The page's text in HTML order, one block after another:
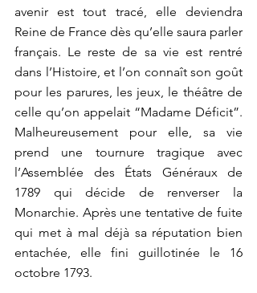
avenir est tout tracé, elle deviendra
Reine de France dès qu’elle saura parler
français. Le reste de sa vie est rentré
dans l’Histoire, et l’on connaît son goût
pour les parures, les jeux, le théâtre de
celle qu’on appelait “Madame Déficit”.
Malheureusement pour elle, sa vie
prend une tournure tragique avec
l’Assemblée des États Généraux de
1789 qui décide de renverser la
Monarchie. Après une tentative de fuite
qui met à mal déjà sa réputation bien
entachée, elle fini guillotinée le 16
octobre 1793.